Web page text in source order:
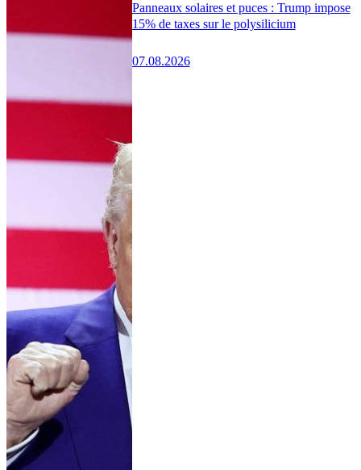
Panneaux solaires et puces : Trump impose
15% de taxes sur le polysilicium
07.08.2026